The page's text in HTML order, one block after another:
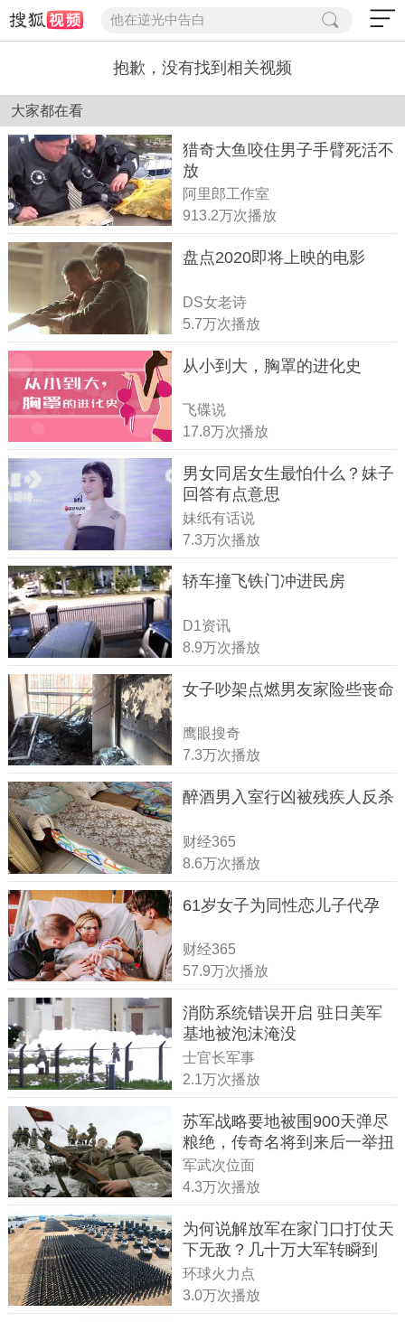
他在逆光中告白
抱歉，没有找到相关视频
大家都在看
猎奇大鱼咬住男子手臂死活不
放
阿里郎工作室
913.2万次播放
盘点2020即将上映的电影
DS女老诗
5.7万次播放
从小到大，胸罩的进化史
飞碟说
17.8万次播放
男女同居女生最怕什么？妹子
回答有点意思
妹纸有话说
7.3万次播放
轿车撞飞铁门冲进民房
D1资讯
8.9万次播放
女子吵架点燃男友家险些丧命
鹰眼搜奇
7.3万次播放
醉酒男入室行凶被残疾人反杀
财经365
8.6万次播放
61岁女子为同性恋儿子代孕
财经365
57.9万次播放
消防系统错误开启 驻日美军
基地被泡沫淹没
士官长军事
2.1万次播放
苏军战略要地被围900天弹尽
粮绝，传奇名将到来后一举扭
转战局
军武次位面
4.3万次播放
为何说解放军在家门口打仗天
下无敌？几十万大军转瞬到
达！
环球火力点
3.0万次播放